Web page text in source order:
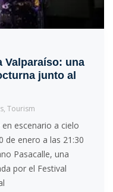
Valparaíso: una
junto al
, Tourism
escenario a cielo
de enero a las 21:30
Pasacalle, una
por el Festival